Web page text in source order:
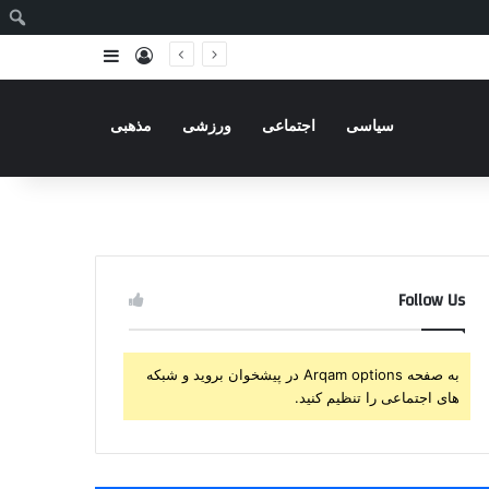
ورودسایدبار
سیاسی اجتماعی ورزشی مذهبی
Follow Us
به صفحه Arqam options در پیشخوان بروید و شبکه
های اجتماعی را تنظیم کنید.